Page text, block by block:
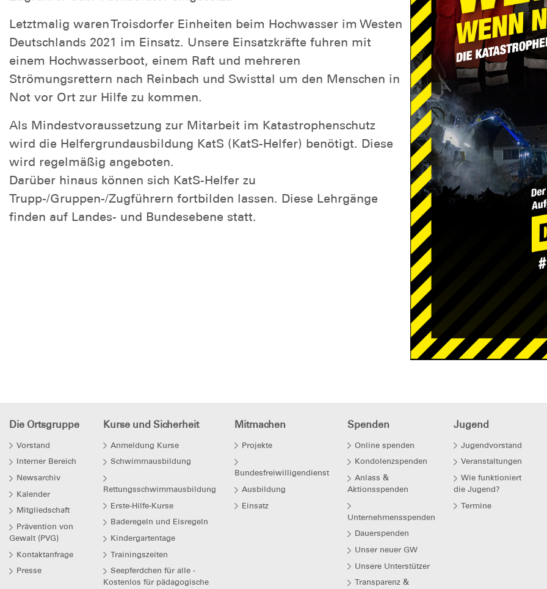
Letztmalig waren Troisdorfer Einheiten beim Hochwasser im Westen
Deutschlands 2021 im Einsatz. Unsere Einsatzkräfte fuhren mit
einem Hochwasserboot, einem Raft und mehreren
Strömungsrettern nach Reinbach und Swisttal um den Menschen in
Not vor Ort zur Hilfe zu kommen.
Als Mindestvoraussetzung zur Mitarbeit im Katastrophenschutz
wird die Helfergrundausbildung KatS (KatS-Helfer) benötigt. Diese
wird regelmäßig angeboten.
Darüber hinaus können sich KatS-Helfer zu
Trupp-/Gruppen-/Zugführern fortbilden lassen. Diese Lehrgänge
finden auf Landes- und Bundesebene statt.
Die Ortsgruppe
Vorstand
Interner Bereich
Newsarchiv
Kalender
Mitgliedschaft
Prävention von
Gewalt (PVG)
Kontaktanfrage
Presse
Kurse und Sicherheit
Anmeldung Kurse
Schwimmausbildung
Rettungsschwimmausbildung
Erste-Hilfe-Kurse
Baderegeln und Eisregeln
Kindergartentage
Trainingszeiten
Seepferdchen für alle -
Kostenlos für pädagogische
Mitmachen
Projekte
Bundesfreiwilligendienst
Ausbildung
Einsatz
Spenden
Online spenden
Kondolenzspenden
Anlass &
Aktionsspenden
Unternehmensspenden
Dauerspenden
Unser neuer GW
Unsere Unterstützer
Transparenz &
Jugend
Jugendvorstand
Veranstaltungen
Wie funktioniert
die Jugend?
Termine